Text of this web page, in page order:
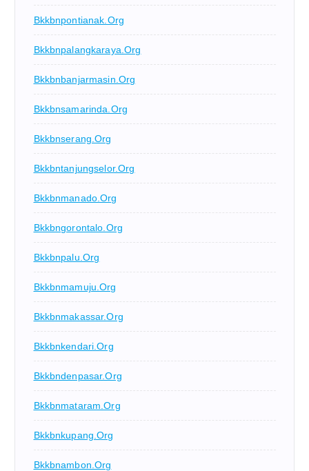
Bkkbnpontianak.org
Bkkbnpalangkaraya.org
Bkkbnbanjarmasin.org
Bkkbnsamarinda.org
Bkkbnserang.org
Bkkbntanjungselor.org
Bkkbnmanado.org
Bkkbngorontalo.org
Bkkbnpalu.org
Bkkbnmamuju.org
Bkkbnmakassar.org
Bkkbnkendari.org
Bkkbndenpasar.org
Bkkbnmataram.org
Bkkbnkupang.org
Bkkbnambon.org